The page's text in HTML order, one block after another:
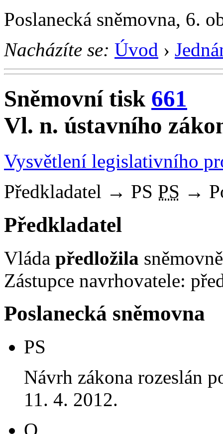
Poslanecká sněmovna, 6.
Nacházíte se: Úvod ›
Sněmovní tisk 661
Vl. n. ústavního
Vysvětlení legislativního
Předkladatel → PS PS →
Předkladatel
Vláda předložila
Zástupce navrhovatele:
Poslanecká sněmovna
PS
Návrh zákona rozeslán
11. 4. 2012.